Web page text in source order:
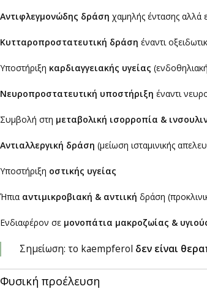
Αντιφλεγμονώδης δράση χαμηλής έντασης αλλά
Κυτταροπροστατευτική δράση έναντι
Υποστήριξη καρδιαγγειακής υγείας
Νευροπροστατευτική υποστήριξη έναντι
Συμβολή στη μεταβολική ισορροπία &
Αντιαλλεργική δράση (μείωση ισταμινικής
Υποστήριξη οστικής υγείας
Ήπια αντιμικροβιακή & αντιική δράση
Ενδιαφέρον σε μονοπάτια μακροζωίας &
Σημείωση: το kaempferol δεν είναι
Φυσική προέλευση